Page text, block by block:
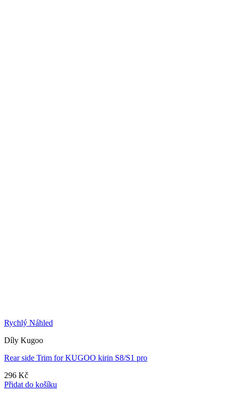
Rychlý Náhled
Díly Kugoo
Rear side Trim for KUGOO kirin S8/S1 pro
296 Kč
Přidat do košíku